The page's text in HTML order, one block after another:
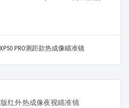
PRO测距款热成像瞄准镜